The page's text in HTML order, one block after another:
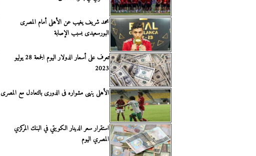
محمد شريف يغيب عن الأهلى أمام المصرى
البورسعيدى بسبب الإصابة
تعرف على أسعار الدولار اليوم الجمعة 28 يوليو
2023
الأهلى ينهى مشواره فى الدورى بالتعادل مع المصرى
استقرار سعر الدينار الكويتي في البنك المركزي
المصري اليوم